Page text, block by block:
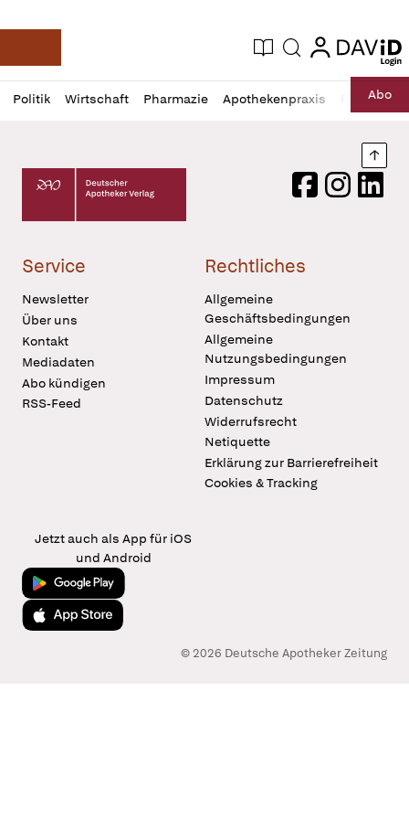
Deutsche Apotheker Zeitung
Aktuelle Ausgabe
Suche login
login
Politik Wirtschaft Pharmazie Apothekenpraxis RechtAbo
Profil
öffnen
Daz
Pur
Deutscher Apotheker Verlag Logo
FacebookInstagram
Service
Newsletter
Über uns
Kontakt
Mediadaten
Abo kündigen
RSS-Feed
Rechtliches
Allgemeine
Geschäftsbedingungen
Allgemeine
Nutzungsbedingungen
Impressum
Datenschutz
Widerrufsrecht
Netiquette
Erklärung zur Barrierefreiheit
Cookies & Tracking
Jetzt auch als App für iOS
und Android
Jetzt bei Google Play
Laden im App Store
© 2026 Deutsche Apotheker Zeitung